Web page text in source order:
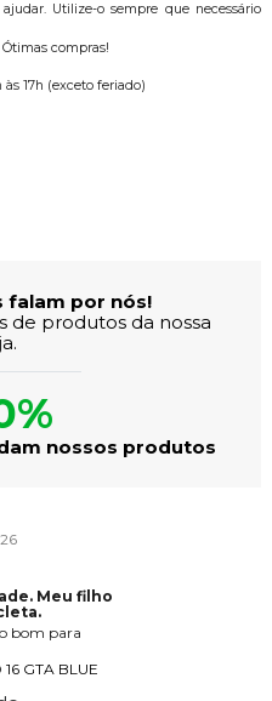
Utilize-o sempre que necessário
compras!
17h (exceto feriado)
falam por nós!
de produtos da nossa
nossos produtos
Meu filho
bom para
GTA BLUE